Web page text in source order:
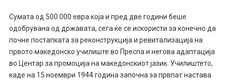
Сумата од 500.000 евра која и пред две години беше
одобрувана од државата, сега ќе се искористи за конечно да
почне постапката за реконструкција и ревитализација на
првото македонско училиште во Преспа и негова адаптација
во Центар за промоција на македонскиот јазик. Училиштето,
каде на 15 ноември 1944 година започна за првпат настава